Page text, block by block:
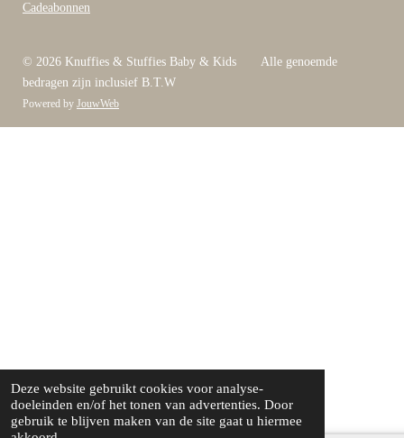
Deze website gebruikt cookies voor analyse-
doeleinden en/of het tonen van advertenties. Door
gebruik te blijven maken van de site gaat u hiermee
Cadeabonnen
© 2026 Knuffies & Stuffies Baby & Kids Alle genoemde
bedragen zijn inclusief B.T.W
Powered by JouwWeb